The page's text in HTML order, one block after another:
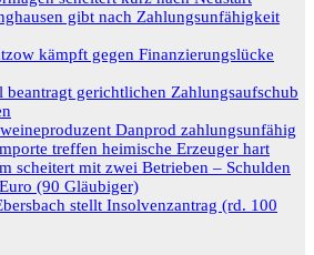
gibt nach Zahlungsunfähigkeit
kämpft gegen Finanzierungslücke
beantragt gerichtlichen Zahlungsaufschub
Danprod zahlungsunfähig
treffen heimische Erzeuger hart
scheitert mit zwei Betrieben – Schulden
(90 Gläubiger)
stellt Insolvenzantrag (rd. 100